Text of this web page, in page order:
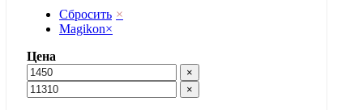
Сбросить ×
Magikon×
Цена
×
×